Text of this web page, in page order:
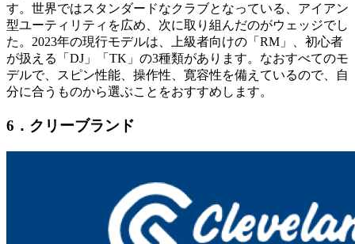
す。世界ではスタンダードなクラブとなっている、アイアン
型ユーティリティを広め、次に取り組んだのがウェッジでし
た。2023年の現行モデルは、上級者向けの「RM」、初心者
が扱える「DJ」「TK」の3種類があります。なおすべてのモ
デルで、スピン性能、操作性、寛容性を備えているので、自
分に合うものから選ぶことをおすすめします。
6．クリーブランド